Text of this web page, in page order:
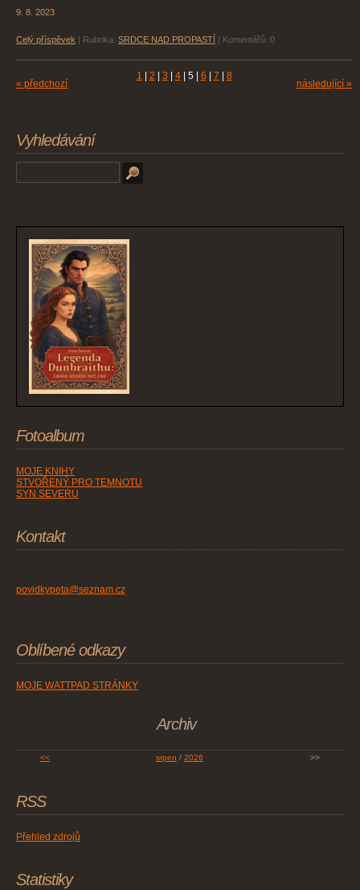
9. 8. 2023
Celý příspěvek Rubrika: SRDCE NAD PROPASTÍ Komentářů: 0
« předchozí
1 2 3 4 5 6 7 8
následující »
Vyhledávání
Fotoalbum
MOJE KNIHY
STVOŘENÝ PRO TEMNOTU
SYN SEVERU
Kontakt
povidkypeta@seznam.cz
Oblíbené odkazy
MOJE WATTPAD STRÁNKY
Archiv
<< srpen / 2026 >>
RSS
Přehled zdrojů
Statistiky